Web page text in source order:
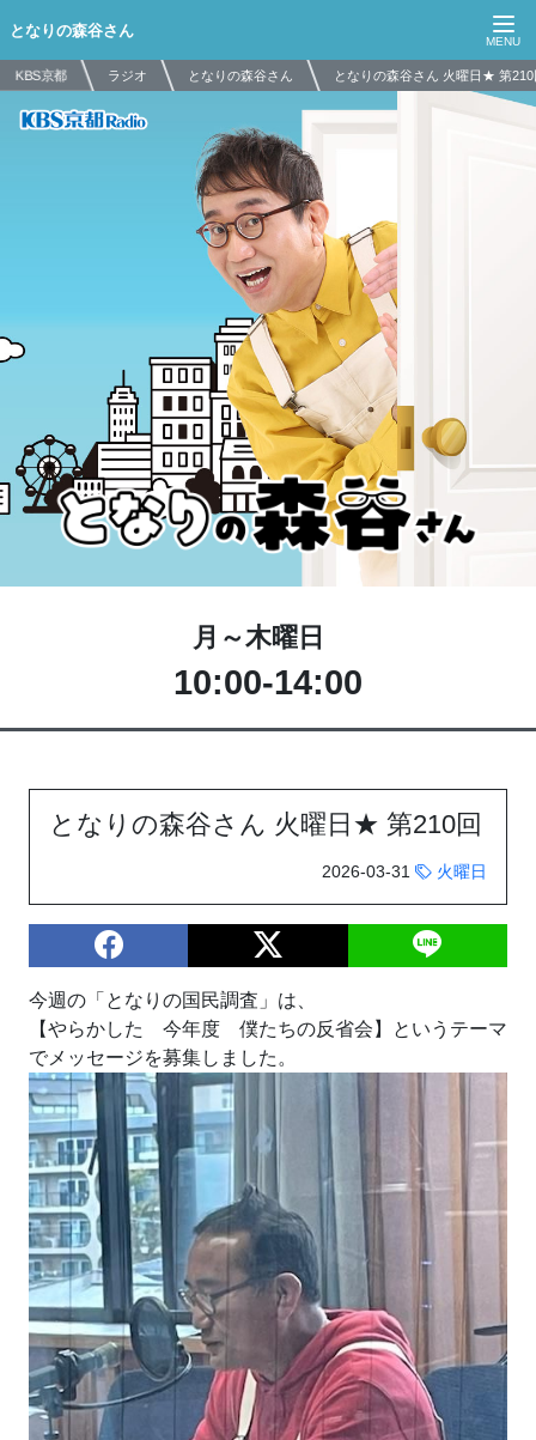
となりの森谷さん
KBS京都 ラジオ となりの森谷さん となりの森谷さん 火曜日★ 第210
月～木曜日
10:00-14:00
となりの森谷さん 火曜日★ 第210回
2026-03-31 火曜日
今週の「となりの国民調査」は、
【やらかした 今年度 僕たちの反省会】というテーマ
でメッセージを募集しました。